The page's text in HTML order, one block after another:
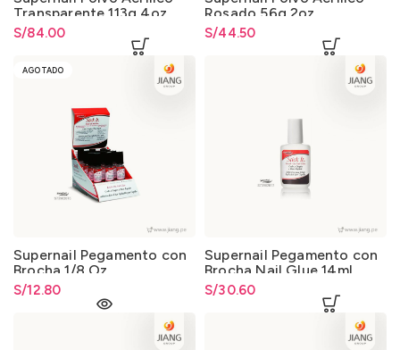
Transparente 113g 4oz
S/84.00
Rosado 56g 2oz
S/44.50
AGOTADO
Supernail Pegamento con
Brocha 1/8 Oz
S/12.80
Supernail Pegamento con
Brocha Nail Glue 14ml
0.5oz
S/30.60